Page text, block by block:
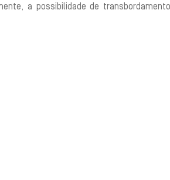
a possibilidade de